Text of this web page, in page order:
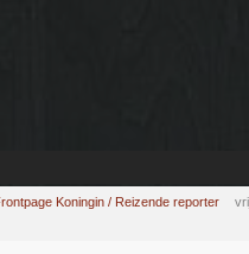
Koningin / Reizende reporter